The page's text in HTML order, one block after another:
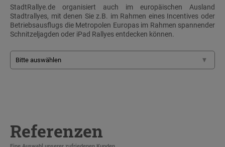
StadtRallye.de organisiert auch im europäischen Ausland
Stadtrallyes, mit denen Sie z.B. im Rahmen eines Incentives oder
Betriebsausflugs die Metropolen Europas im Rahmen spannender
Schnitzeljagden oder iPad Rallyes entdecken können.
Referenzen